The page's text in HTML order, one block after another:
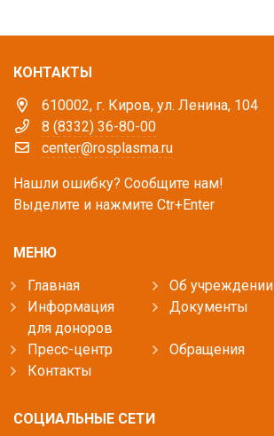
КОНТАКТЫ
610002, г. Киров, ул. Ленина, 104
8 (8332) 36-80-00
center@rosplasma.ru
Нашли ошибку? Сообщите нам!
Выделите и нажмите Ctr+Enter
МЕНЮ
Главная
Об учреждении
Информация
для доноров
Документы
Пресс-центр
Обращения
Контакты
СОЦИАЛЬНЫЕ СЕТИ